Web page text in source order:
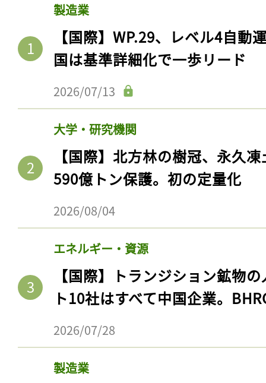
製造業
【国際】WP.29、レベル4自動
国は基準詳細化で一歩リード
2026/07/13
大学・研究機関
【国際】北方林の樹冠、永久
590億トン保護。初の定量化
2026/08/04
エネルギー・資源
【国際】トランジション鉱物
ト10社はすべて中国企業。
2026/07/28
製造業
記事をお気に入りに
ログインが必